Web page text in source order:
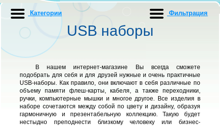
USB наборы
В нашем интернет-магазине Вы всегда сможете
подобрать для себя и для друзей нужные и очень практичные
USB-наборы. Как правило, они включают в себя различные по
объему памяти флеш-карты, кабеля, а также переходники,
ручки, компьютерные мышки и многое другое. Все изделия в
наборе сочетаются между собой по цвету и дизайну, образуя
гармоничную и презентабельную коллекцию. Такую будет
нестыдно преподнести близкому человеку или бизнес-
Категории Фильтрация